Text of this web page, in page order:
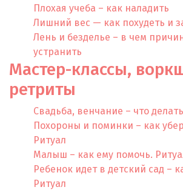
Плохая учеба – как наладить
Лишний вес — как похудеть и
Лень и безделье – в чем
устранить
Мастер-классы,
ретриты
Свадьба, венчание – что
Похороны и поминки – как
Ритуал
Малыш – как ему помочь.
Ребенок идет в детский сад –
Ритуал